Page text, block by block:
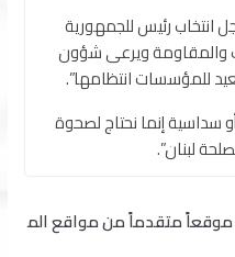
انتخاب رئيس للجمهورية
والمقاومة ويرعى شؤون
للمؤسسات انتظامها”.
سداسية إنما نحتاج لصحوة
لبنان”.
موقعاً متقدماً من مواقع الم